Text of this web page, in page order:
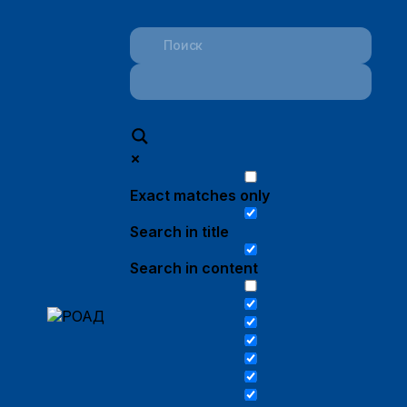
Exact matches only
Search in title
Search in content